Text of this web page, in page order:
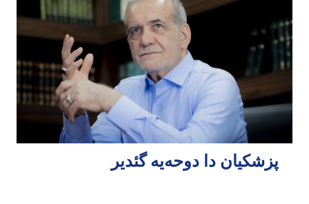
پزشکیان دا دوحه‌یه گئدیر